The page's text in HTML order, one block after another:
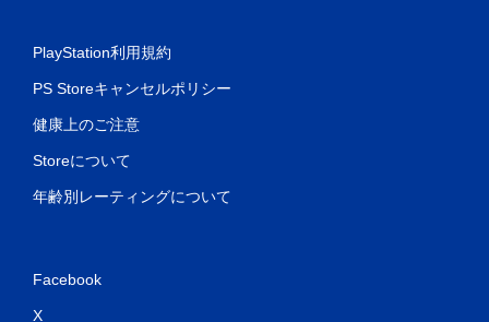
PlayStation利用規約
PS Storeキャンセルポリシー
健康上のご注意
Storeについて
年齢別レーティングについて
Facebook
X